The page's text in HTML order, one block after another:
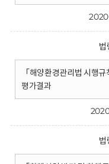
법
「해양환경관리법 시행
평가결과
법